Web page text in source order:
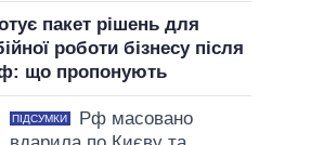
пакет рішень для
роботи бізнесу після
що пропонують
ПІДСУМКИ
Рф масовано